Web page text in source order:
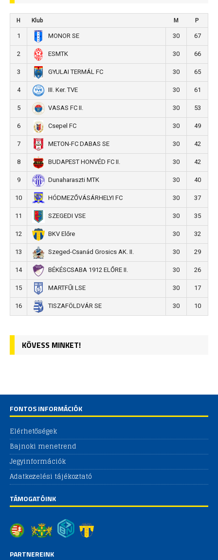
H Klub M P
1 MONOR SE 30 67
2 ESMTK 30 66
3 GYULAI TERMÁL FC 30 65
4 III. Ker. TVE 30 61
5 VASAS FC II. 30 53
6 Csepel FC 30 49
7 METON-FC DABAS SE 30 42
8 BUDAPEST HONVÉD FC II. 30 42
9 Dunaharaszti MTK 30 40
10 HÓDMEZŐVÁSÁRHELYI FC 30 37
11 SZEGEDI VSE 30 35
12 BKV Előre 30 32
13 Szeged-Csanád Grosics AK. II. 30 29
14 BÉKÉSCSABA 1912 ELŐRE II. 30 26
15 MARTFŰI LSE 30 17
16 TISZAFÖLDVÁR SE 30 10
KÖVESS MINKET!
FONTOS INFORMÁCIÓK
Elérhetőségek
Bajnoki menetrend
Jegyinformációk
Adatkezelési tájékoztató
TÁMOGATÓINK
PARTNEREINK